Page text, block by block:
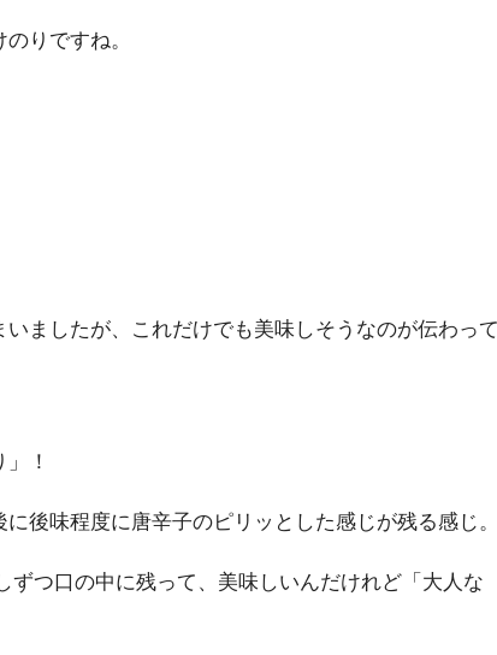
りですね。
ましたが、これだけでも美味しそうなのが伝わって
！
後味程度に唐辛子のピリッとした感じが残る感じ。
つ口の中に残って、美味しいんだけれど「大人な